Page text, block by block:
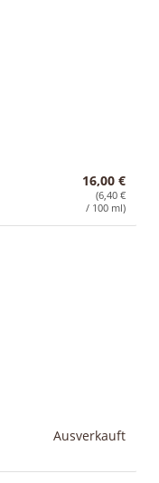
16,00 €
(6,40 €
/ 100 ml)
Ausverkauft